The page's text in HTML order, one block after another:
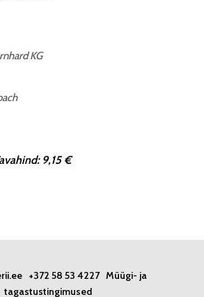
KG
9,15 €
+372 58 53 4227 Müügi- ja
tagastustingimused